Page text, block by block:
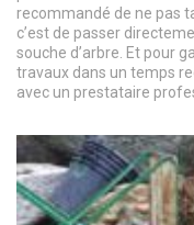
recommandé de ne pas
c’est de passer
souche d’arbre. Et pour
travaux dans un temps
avec un prestataire